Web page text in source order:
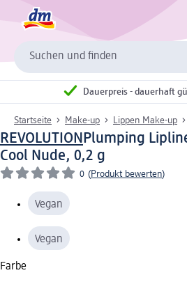
Suchen und finden
Dauerpreis - dauerhaft
Startseite Make-up Lippen Make-up
REVOLUTIONPlumping
Cool Nude, 0,2 g
0 (Produkt bewerten)
Vegan
Vegan
Farbe